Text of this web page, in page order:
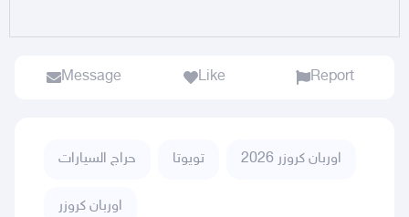
Message Like Report
حراج السيارات تويوتا اوربان كروزر 2026
اوربان كروزر